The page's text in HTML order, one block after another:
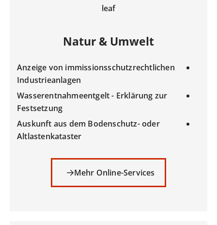
leaf
Natur & Umwelt
Anzeige von immissionsschutzrechtlichen
Industrieanlagen
Wasserentnahmeentgelt - Erklärung zur
Festsetzung
Auskunft aus dem Bodenschutz- oder
Altlastenkataster
Mehr Online-Services